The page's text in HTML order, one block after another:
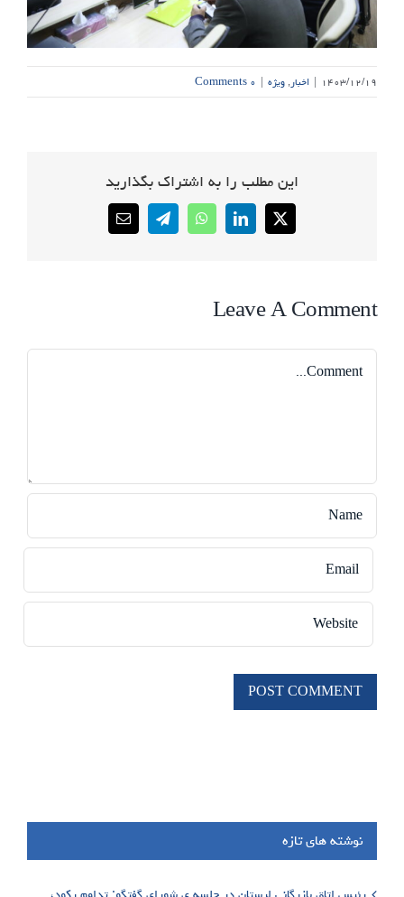
۱۴۰۳/۱۲/۱۹ | اخبار,ویژه | ۰ Comments
این مطلب را به اشتراک بگذارید
X
LinkedIn
WhatsApp
Telegram
Email
Leave A Comment
Comment
نوشته های تازه